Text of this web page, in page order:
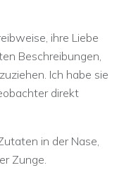
ihre Liebe
Beschreibungen,
Ich habe sie
direkt
in der Nase,
Zunge.